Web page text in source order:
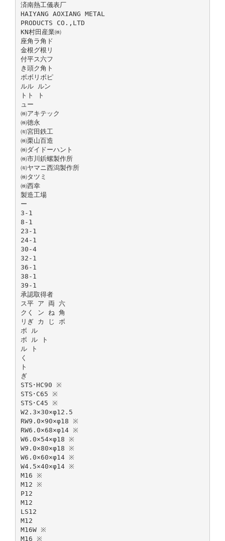
済南熱工儀表厂
HAIYANG AOXIANG METAL
PRODUCTS CO.,LTD
KN村田産業㈱
座角ラ角ド
金根グ根リ
付平ス六フ
き頭ク角ト
ボボリボピ
ルル ルン
トト ト
ュー
㈱アキテック
㈱徳永
㈲宮田鉄工
㈱栗山百造
㈱ダイドーハント
㈱市川鋲螺製作所
㈲ヤマニ西潟製作所
㈱タツミ
㈱西幸
製造工場
ー
3-1
8-1
23-1
24-1
30-4
32-1
36-1
38-1
39-1
承認取得者
ス平 ア 両 六
クく ン ね 角
リぎ カ じ ボ
ボ ル
ボ ル ト
ル ト
く
ト
ぎ
STS･HC90 ※
STS･C65 ※
STS･C45 ※
W2.3×30×φ12.5
RW9.0×90×φ18 ※
RW6.0×68×φ14 ※
W6.0×54×φ18 ※
W9.0×80×φ18 ※
W6.0×60×φ14 ※
W4.5×40×φ14 ※
M16 ※
M12 ※
P12
M12
LS12
M12
M16W ※
M16 ※